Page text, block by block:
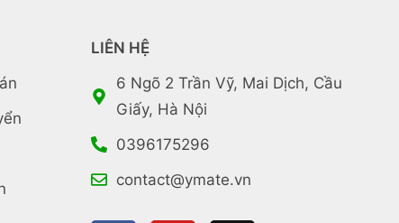
LIÊN HỆ
6 Ngõ 2 Trần Vỹ, Mai Dịch, Cầu
Giấy, Hà Nội
0396175296
contact@ymate.vn